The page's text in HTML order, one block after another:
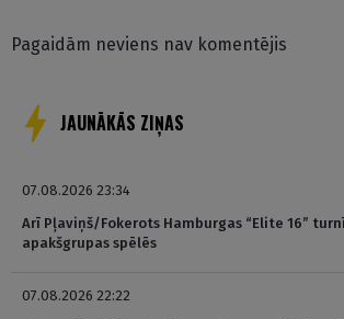
Pagaidām neviens nav komentējis
JAUNĀKĀS ZIŅAS
07.08.2026 23:34
Arī Pļaviņš/Fokerots Hamburgas “Elite 16”
apakšgrupas spēlēs
07.08.2026 22:22